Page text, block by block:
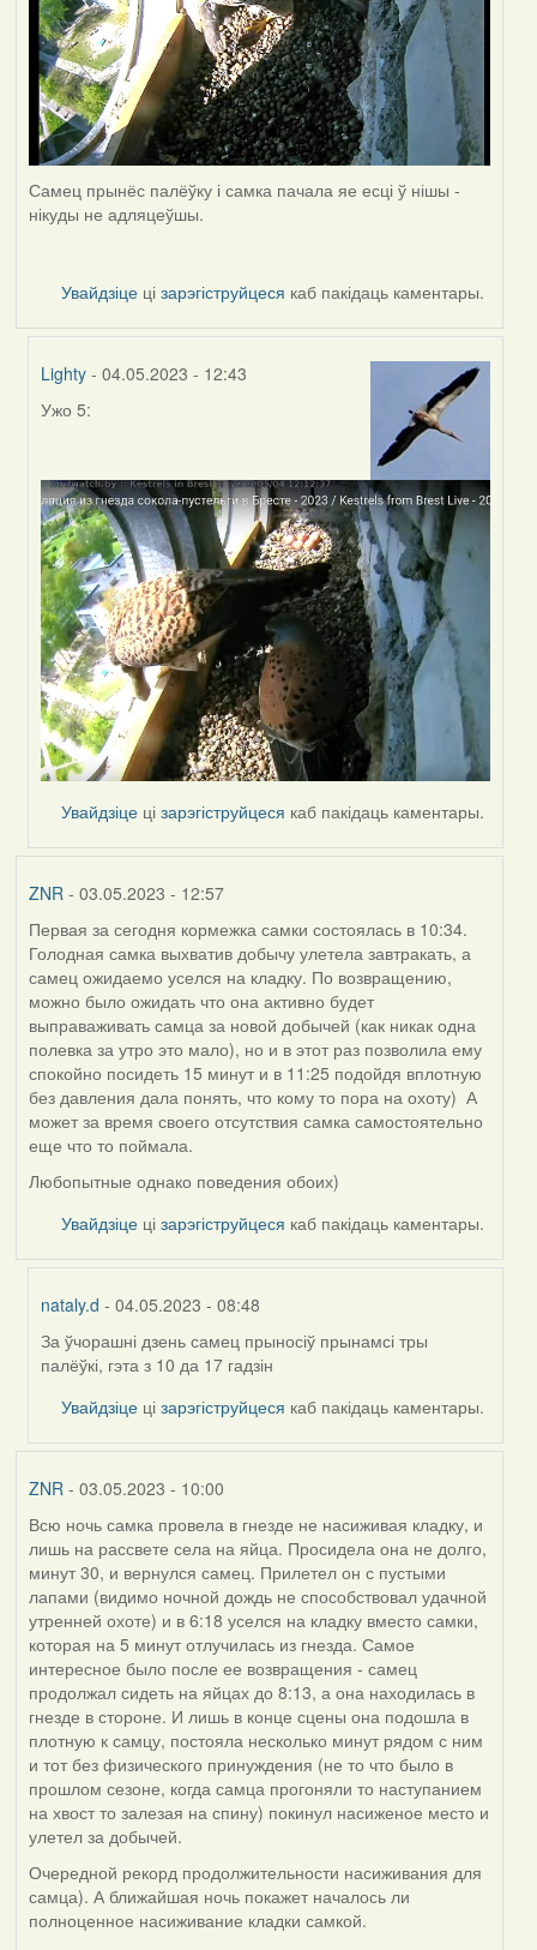
Самец прынёс палёўку і самка пачала яе есці ў нішы -
нікуды не адляцеўшы.
Увайдзіце цізарэгіструйцеся каб пакідаць каментары.
Lighty - 04.05.2023 - 12:43
In
by
Harrier
Ужо 5:
Увайдзіце цізарэгіструйцеся каб пакідаць каментары.
ZNR- 03.05.2023 - 12:57
Первая за сегодня кормежка самки состоялась в 10:34.
Голодная самка выхватив добычу улетела завтракать, а
самец ожидаемо уселся на кладку. По возвращению,
можно было ожидать что она активно будет
выправаживать самца за новой добычей (как никак одна
полевка за утро это мало), но и в этот раз позволила ему
спокойно посидеть 15 минут и в 11:25 подойдя вплотную
без давления дала понять, что кому то пора на охоту) А
может за время своего отсутствия самка самостоятельно
еще что то поймала.
Любопытные однако поведения обоих)
Увайдзіце цізарэгіструйцеся каб пакідаць каментары.
nataly.d - 04.05.2023 - 08:48
In
reply
ZNR
За ўчорашні дзень самец прыносіў прынамсі тры
палёўкі, гэта з 10 да 17 гадзін
Увайдзіце цізарэгіструйцеся каб пакідаць каментары.
ZNR- 03.05.2023 - 10:00
Всю ночь самка провела в гнезде не насиживая кладку, и
лишь на рассвете села на яйца. Просидела она не долго,
минут 30, и вернулся самец. Прилетел он с пустыми
лапами (видимо ночной дождь не способствовал удачной
утренней охоте) и в 6:18 уселся на кладку вместо самки,
которая на 5 минут отлучилась из гнезда. Самое
интересное было после ее возвращения - самец
продолжал сидеть на яйцах до 8:13, а она находилась в
гнезде в стороне. И лишь в конце сцены она подошла в
плотную к самцу, постояла несколько минут рядом с ним
и тот без физического принуждения (не то что было в
прошлом сезоне, когда самца прогоняли то наступанием
на хвост то залезая на спину) покинул насиженое место и
улетел за добычей.
Очередной рекорд продолжительности насиживания для
самца). А ближайшая ночь покажет началось ли
полноценное насиживание кладки самкой.